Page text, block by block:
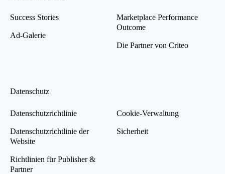
Success Stories
Ad-Galerie
Marketplace Performance
Outcome
Die Partner von Criteo
Datenschutz
Datenschutzrichtlinie
Datenschutzrichtlinie der
Website
Richtlinien für Publisher &
Partner
Cookie-Verwaltung
Sicherheit